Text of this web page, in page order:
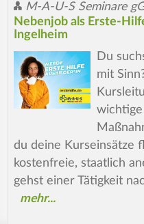
M-A-U-S Seminare
Nebenjob als Erste-
Ingelheim
Du
mit
du deine Kurseinsätze
kostenfreie, staatlich
gehst einer Tätigkeit